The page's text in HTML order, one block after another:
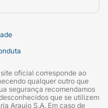
oficial corresponde ao
qualquer outro que
segurança recomendamos
que se utilizem
Araujo S.A. Em caso de